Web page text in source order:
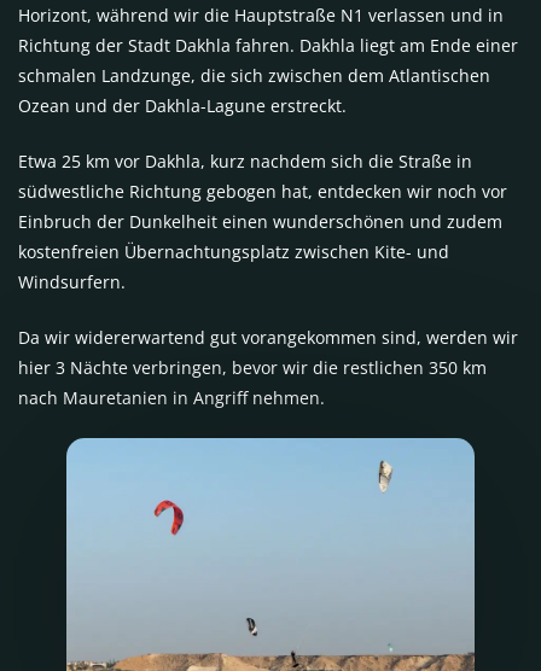
Horizont, während wir die Hauptstraße N1 verlassen und in
Richtung der Stadt Dakhla fahren. Dakhla liegt am Ende einer
schmalen Landzunge, die sich zwischen dem Atlantischen
Ozean und der Dakhla-Lagune erstreckt.
Etwa 25 km vor Dakhla, kurz nachdem sich die Straße in
südwestliche Richtung gebogen hat, entdecken wir noch vor
Einbruch der Dunkelheit einen wunderschönen und zudem
kostenfreien Übernachtungsplatz zwischen Kite- und
Windsurfern.
Da wir widererwartend gut vorangekommen sind, werden wir
hier 3 Nächte verbringen, bevor wir die restlichen 350 km
nach Mauretanien in Angriff nehmen.